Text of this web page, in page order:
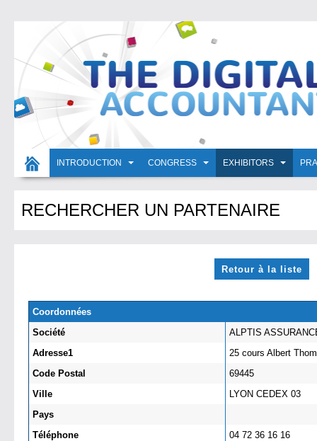
INTRODUCTION CONGRESS EXHIBITORS
RECHERCHER UN PARTENAIRE
Retour à la liste
Coordonnées
Société
ALPTIS
Adresse1
25 cours Albert
Code Postal
69445
Ville
LYON CEDEX 03
Pays
Téléphone
04 72 36 16 16